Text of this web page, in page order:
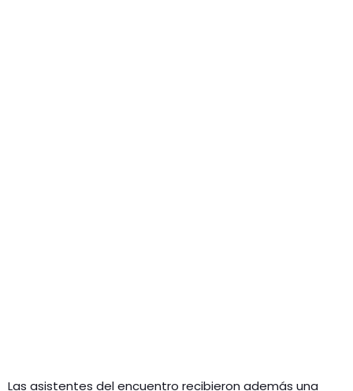
Las asistentes del encuentro recibieron además una